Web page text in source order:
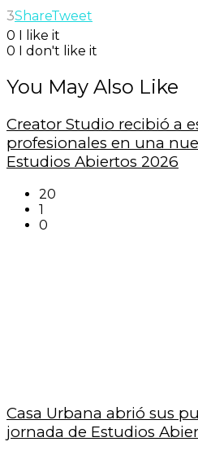
3ShareTweet
0
I like it
0
I don't like it
You May Also Like
Creator Studio recibió a
profesionales en una
Estudios Abiertos 2026
20
1
0
Casa Urbana abrió sus
jornada de Estudios